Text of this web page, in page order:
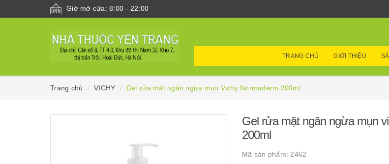
Giờ mở cửa: 8:00 - 22:00
TRANG CHỦ GIỚI THIỆU
Trang chủ VICHY Gel rửa mặt ngăn ngừa mụn Vichy Normaderm 200ml
Gel rửa mặt ngăn ngừa mụn
200ml
Mã sản phẩm: 2462